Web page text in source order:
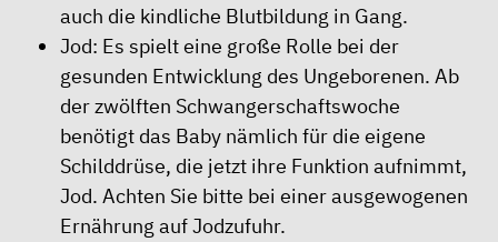
auch die kindliche Blutbildung in Gang.
Jod: Es spielt eine große Rolle bei der
gesunden Entwicklung des Ungeborenen. Ab
der zwölften Schwangerschaftswoche
benötigt das Baby nämlich für die eigene
Schilddrüse, die jetzt ihre Funktion aufnimmt,
Jod. Achten Sie bitte bei einer ausgewogenen
Ernährung auf Jodzufuhr.